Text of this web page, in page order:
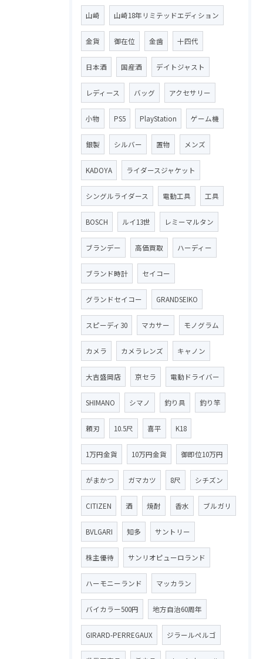
山崎 山崎18年リミテッドエディション
金貨 御在位 金歯 十四代
日本酒 国産酒 デイトジャスト
レディース バッグ アクセサリー
小物 PS5 PlayStation ゲーム機
銀製 シルバー 置物 メンズ
KADOYA ライダースジャケット
シングルライダース 電動工具 工具
BOSCH ルイ13世 レミーマルタン
ブランデー 高価買取 ハーディー
ブランド時計 セイコー
グランドセイコー GRANDSEIKO
スピーディ30 マカサー モノグラム
カメラ カメラレンズ キャノン
大吉盛岡店 京セラ 電動ドライバー
SHIMANO シマノ 釣り具 釣り竿
頼刃 10.5尺 喜平 K18
1万円金貨 10万円金貨 御即位10万円
がまかつ ガマカツ 8尺 シチズン
CITIZEN 酒 焼酎 香水 ブルガリ
BVLGARI 知多 サントリー
株主優待 サンリオピューロランド
ハーモニーランド マッカラン
バイカラー500円 地方自治60周年
GIRARD-PERREGAUX ジラールペルゴ